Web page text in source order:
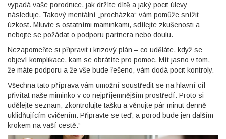
vypadá vaše porodnice, jak držíte dítě a jaký pocit úlevy
následuje. Takový mentální „procházka“ vám pomůže snížit
úzkost. Mluvte s ostatními maminkami, sdílejte zkušenosti a
nebojte se požádat o podporu partnera nebo doulu.
Nezapomeňte si připravit i krizový plán – co uděláte, když se
objeví komplikace, kam se obrátíte pro pomoc. Mít jasno v tom,
že máte podporu a že vše bude řešeno, vám dodá pocit kontroly.
Všechna tato příprava vám umožní soustředit se na hlavní cíl –
přivítat naše miminko v co nejpříjemnějším prostředí. Proto si
udělejte seznam, zkontrolujte tašku a věnujte pár minut denně
uklidňujícím cvičením. Připravte se teď, a porod bude jen dalším
krokem na vaší cestě.“